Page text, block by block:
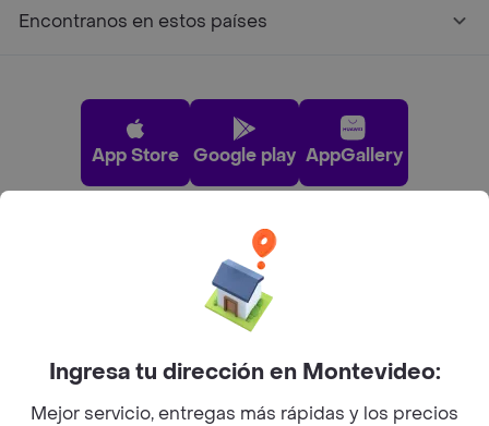
Encontranos en estos países
App Store Google play AppGallery
Pide tu comida favorita cerca de ti
Ingresa tu dirección en Montevideo:
Mejor servicio, entregas más rápidas y los precios